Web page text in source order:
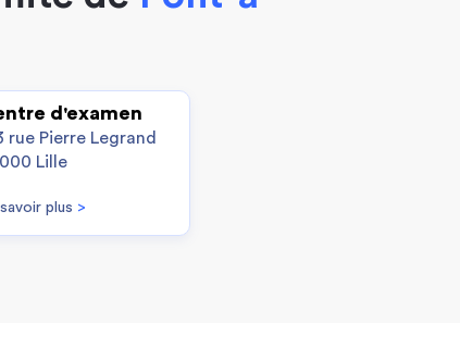
d'examen
rue Pierre Legrand
Lille
savoir plus >